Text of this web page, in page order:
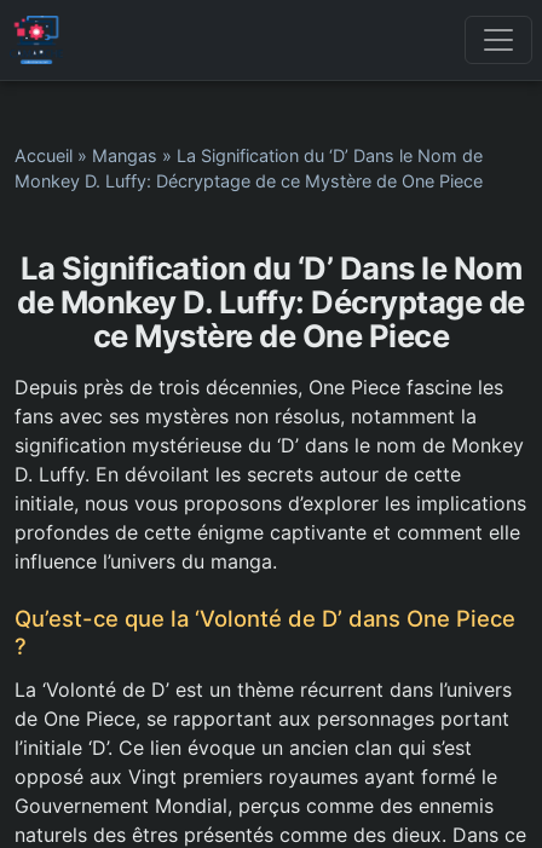
Accueil » Mangas » La Signification du ‘D’ Dans le Nom de
Monkey D. Luffy: Décryptage de ce Mystère de One Piece
La Signification du ‘D’ Dans le Nom
de Monkey D. Luffy: Décryptage de
ce Mystère de One Piece
Depuis près de trois décennies, One Piece fascine les
fans avec ses mystères non résolus, notamment la
signification mystérieuse du ‘D’ dans le nom de Monkey
D. Luffy. En dévoilant les secrets autour de cette
initiale, nous vous proposons d’explorer les implications
profondes de cette énigme captivante et comment elle
influence l’univers du manga.
Qu’est-ce que la ‘Volonté de D’ dans One Piece
?
La ‘Volonté de D’ est un thème récurrent dans l’univers
de One Piece, se rapportant aux personnages portant
l’initiale ‘D’. Ce lien évoque un ancien clan qui s’est
opposé aux Vingt premiers royaumes ayant formé le
Gouvernement Mondial, perçus comme des ennemis
naturels des êtres présentés comme des dieux. Dans ce